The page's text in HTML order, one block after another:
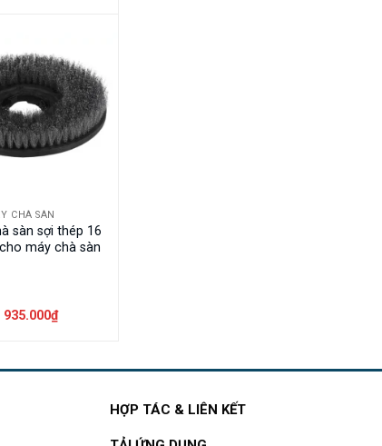
CHÀ SÀN
sàn sợi thép 16
máy chà sàn
Giá
935.000₫Giá
hiện
935.000₫.
HỢP TÁC & LIÊN KẾT